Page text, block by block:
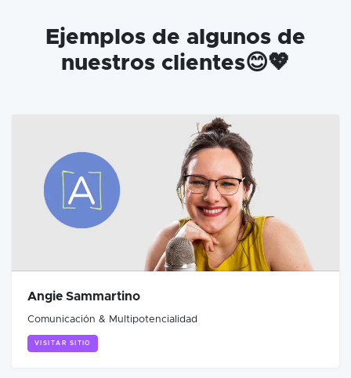
Ejemplos de algunos de
nuestros clientes😊💖
Angie Sammartino
Comunicación & Multipotencialidad
VISITAR SITIO